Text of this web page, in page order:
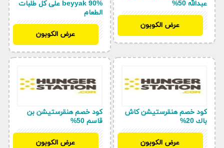
عبدالله 50%
عرض الكوبون
beyyak 90% على كل طلبات
الطعام
عرض الكوبون
كود خصم هنقرستيشن كاش
باك 20%
عرض الكوبون
كود خصم هنقرستيشن بن
قاسم 50%
عرض الكوبون